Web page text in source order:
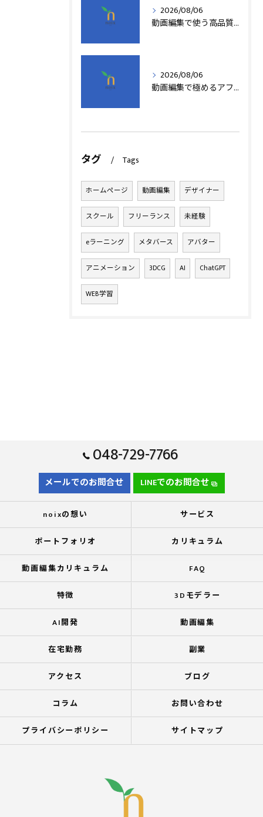
2026/08/06
動画編集で使う高品質アフターエフェクトテンプレート活用術
2026/08/06
動画編集で極めるアフターエフェクト基本技術
タグ Tags
ホームページ 動画編集 デザイナー
スクール フリーランス 未経験
eラーニング メタバース アバター
アニメーション 3DCG AI ChatGPT
WEB学習
048-729-7766
メールでのお問合せ LINEでのお問合せ
noixの想い サービス
ポートフォリオ カリキュラム
動画編集カリキュラム FAQ
特徴 3Dモデラー
AI開発 動画編集
在宅勤務 副業
アクセス ブログ
コラム お問い合わせ
プライバシーポリシー サイトマップ